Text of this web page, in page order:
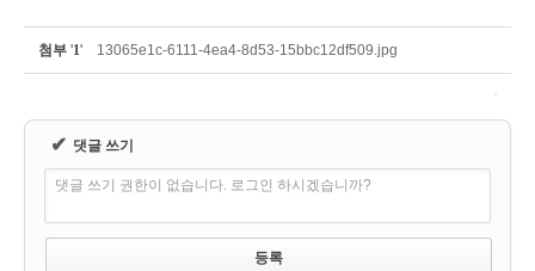
첨부 '1' 13065e1c-6111-4ea4-8d53-15bbc12df509.jpg
✔ 댓글 쓰기
댓글 쓰기 권한이 없습니다. 로그인 하시겠습니까?